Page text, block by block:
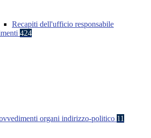
Recapiti dell'ufficio responsabile
424
organi indirizzo-politico 11